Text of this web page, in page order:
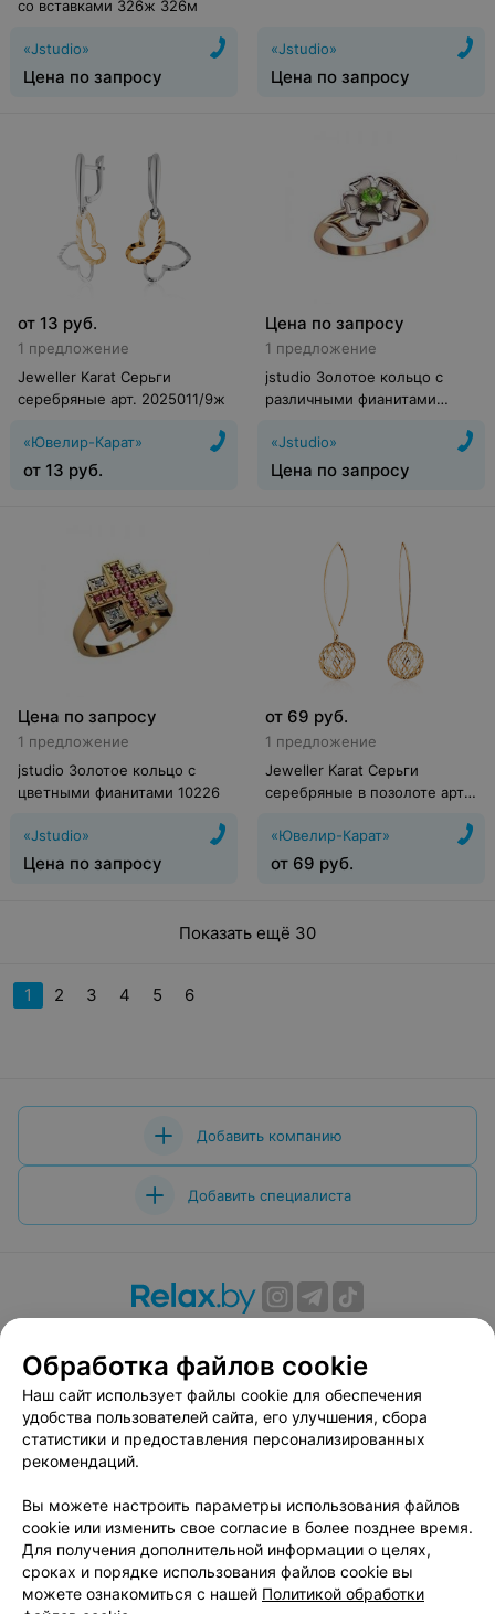
со вставками 326ж 326м
«Jstudio»
Цена по запросу
«Jstudio»
Цена по запросу
от 13 руб.
1 предложение
Jeweller Karat Серьги
серебряные арт. 2025011/9ж
«Ювелир-Карат»
от 13 руб.
Цена по запросу
1 предложение
jstudio Золотое кольцо с
различными фианитами
«Jstudio»
Цена по запросу
Цена по запросу
1 предложение
jstudio Золотое кольцо c
цветными фианитами 10226
«Jstudio»
Цена по запросу
от 69 руб.
1 предложение
Jeweller Karat Серьги
серебряные в позолоте арт.
«Ювелир-Карат»
от 69 руб.
Показать ещё 30
1 2 3 4 5 6
Добавить компанию
Добавить специалиста
Вакансии
Публичный договор
Способы оплаты
Публичный договор по использованию сервиса
«Афиша»
Пользовательское соглашение
Связаться по вопросам сотрудничества
Написать руководителю relax.by
Персональные настройки cookie
Обработка персональных данных
Обработка файлов cookie
Наш сайт использует файлы cookie для обеспечения
удобства пользователей сайта, его улучшения, сбора
статистики и предоставления персонализированных
рекомендаций.
Вы можете настроить параметры использования файлов
cookie или изменить свое согласие в более позднее время.
Для получения дополнительной информации о целях,
сроках и порядке использования файлов cookie вы
можете ознакомиться с нашей Политикой обработки